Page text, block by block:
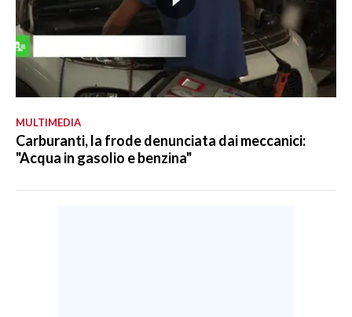
MULTIMEDIA
Carburanti, la frode denunciata dai meccanici:
"Acqua in gasolio e benzina"